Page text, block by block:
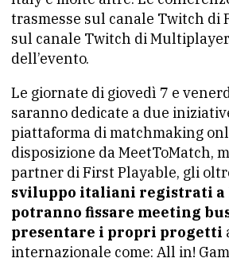
trasmesse sul canale Twitch di
sul canale Twitch di
dell’evento.
Le giornate di giovedì 7 e
saranno dedicate a due
piattaforma di matchmaking
disposizione da MeetToMatch,
partner di First Playable, gli
sviluppo italiani registrati a
potranno fissare meeting
presentare i propri progetti
internazionale come: All in!